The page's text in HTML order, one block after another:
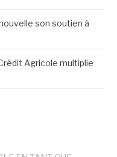
son soutien à
Agricole multiplie